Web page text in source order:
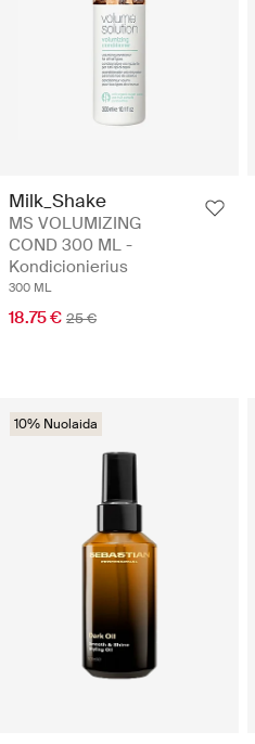
Milk_Shake
MS VOLUMIZING
COND 300 ML -
Kondicionierius
300 ML
18.75 € 25 €
10% Nuolaida